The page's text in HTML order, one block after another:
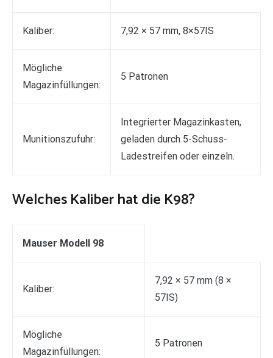
Kaliber: 7,92 × 57 mm, 8×57IS
Mögliche
Magazinfüllungen:
5 Patronen
Munitionszufuhr:
Integrierter Magazinkasten,
geladen durch 5-Schuss-
Ladestreifen oder einzeln.
Welches Kaliber hat die K98?
Mauser Modell 98
Kaliber:
7,92 × 57 mm (8 ×
57IS)
Mögliche
Magazinfüllungen:
5 Patronen